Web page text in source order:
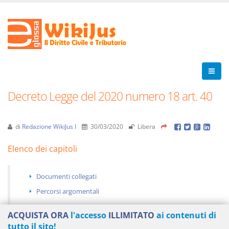
Decreto Legge del 2020 numero 18 art. 40
di Redazione WikiJus I 30/03/2020 Libera
Elenco dei capitoli
Documenti collegati
Percorsi argomentali
ACQUISTA ORA l'accesso ILLIMITATO ai contenuti di
tutto il sito!